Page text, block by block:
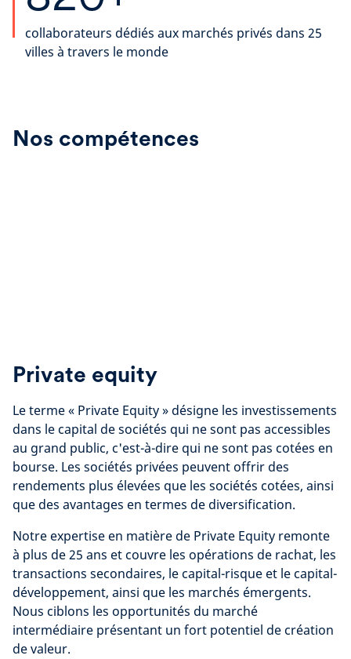
collaborateurs dédiés aux marchés privés dans 25
villes à travers le monde
Nos compétences
Private equity
Le terme « Private Equity » désigne les investissements
dans le capital de sociétés qui ne sont pas accessibles
au grand public, c'est-à-dire qui ne sont pas cotées en
bourse. Les sociétés privées peuvent offrir des
rendements plus élevées que les sociétés cotées, ainsi
que des avantages en termes de diversification.
Notre expertise en matière de Private Equity remonte
à plus de 25 ans et couvre les opérations de rachat, les
transactions secondaires, le capital-risque et le capital-
développement, ainsi que les marchés émergents.
Nous ciblons les opportunités du marché
intermédiaire présentant un fort potentiel de création
de valeur.